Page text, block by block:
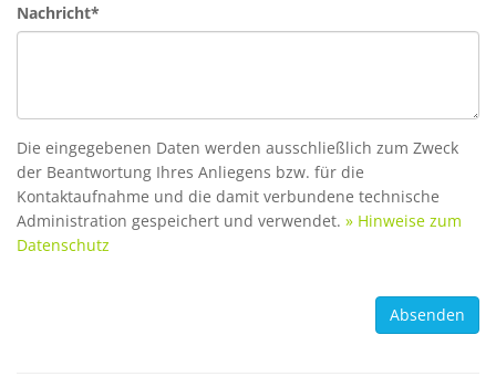
Nachricht*
Die eingegebenen Daten werden ausschließlich zum Zweck
der Beantwortung Ihres Anliegens bzw. für die
Kontaktaufnahme und die damit verbundene technische
Administration gespeichert und verwendet. » Hinweise zum
Datenschutz